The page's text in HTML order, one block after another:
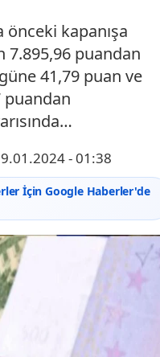
önceki kapanışa
7.895,96 puandan
41,79 puan ve
puandan
- 01:38
İçin Google Haberler'de